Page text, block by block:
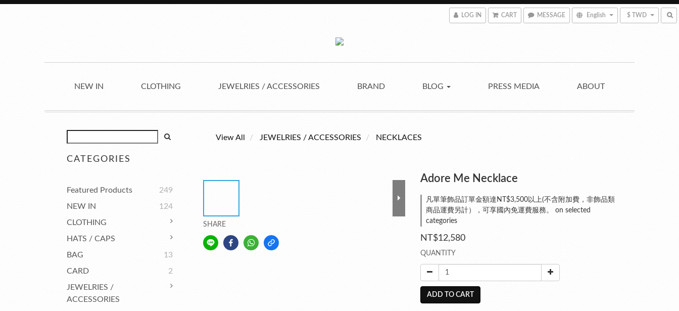
LOG IN CART MESSAGE English $ TWD
NEW IN CLOTHING JEWELRIES / ACCESSORIES BRAND BLOG PRESS MEDIA ABOUT
CATEGORIES
Featured Products
249
NEW IN
124
CLOTHING
HATS / CAPS
BAG
13
CARD
2
JEWELRIES /
ACCESSORIES
View All JEWELRIES / ACCESSORIES NECKLACES
SHARE
Adore Me Necklace
凡單筆飾品訂單金額達NT$3,500以上(不含附加費，非飾品類
商品運費另計），可享國內免運費服務。 on selected
categories
NT$12,580
QUANTITY
ADD TO CART